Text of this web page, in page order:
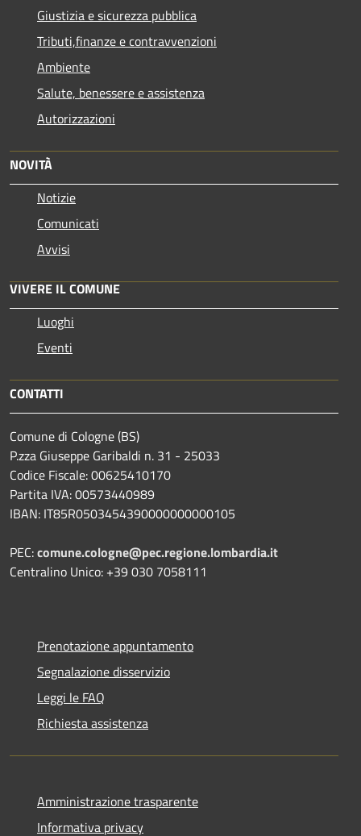
Giustizia e sicurezza pubblica
Tributi,finanze e contravvenzioni
Ambiente
Salute, benessere e assistenza
Autorizzazioni
NOVITÀ
Notizie
Comunicati
Avvisi
VIVERE IL COMUNE
Luoghi
Eventi
CONTATTI
Comune di Cologne (BS)
P.zza Giuseppe Garibaldi n. 31 - 25033
Codice Fiscale: 00625410170
Partita IVA: 00573440989
IBAN: IT85R0503454390000000000105
PEC:comune.cologne@pec.regione.lombardia.it
Centralino Unico: +39 030 7058111
Prenotazione appuntamento
Segnalazione disservizio
Leggi le FAQ
Richiesta assistenza
Amministrazione trasparente
Informativa privacy